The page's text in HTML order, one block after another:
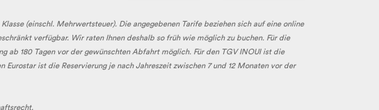
(einschl. Mehrwertsteuer). Die angegebenen Tarife beziehen sich auf eine online
verfügbar. Wir raten Ihnen deshalb so früh wie möglich zu buchen. Für die
ab 180 Tagen vor der gewünschten Abfahrt möglich. Für den TGV INOUI ist die
ist die Reservierung je nach Jahreszeit zwischen 7 und 12 Monaten vor der